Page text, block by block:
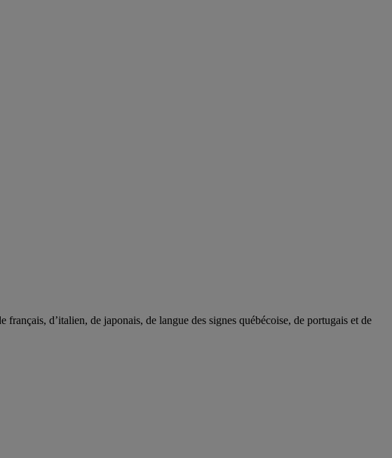
d’italien, de japonais, de langue des signes québécoise, de portugais et de